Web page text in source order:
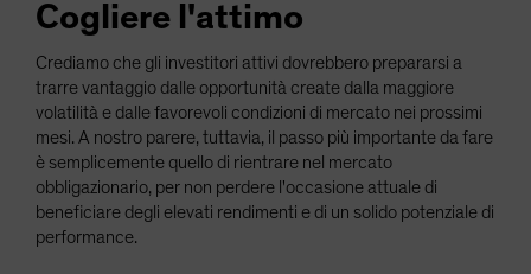
Cogliere l'attimo
Crediamo che gli investitori attivi dovrebbero prepararsi a
trarre vantaggio dalle opportunità create dalla maggiore
volatilità e dalle favorevoli condizioni di mercato nei prossimi
mesi. A nostro parere, tuttavia, il passo più importante da fare
è semplicemente quello di rientrare nel mercato
obbligazionario, per non perdere l'occasione attuale di
beneficiare degli elevati rendimenti e di un solido potenziale di
performance.